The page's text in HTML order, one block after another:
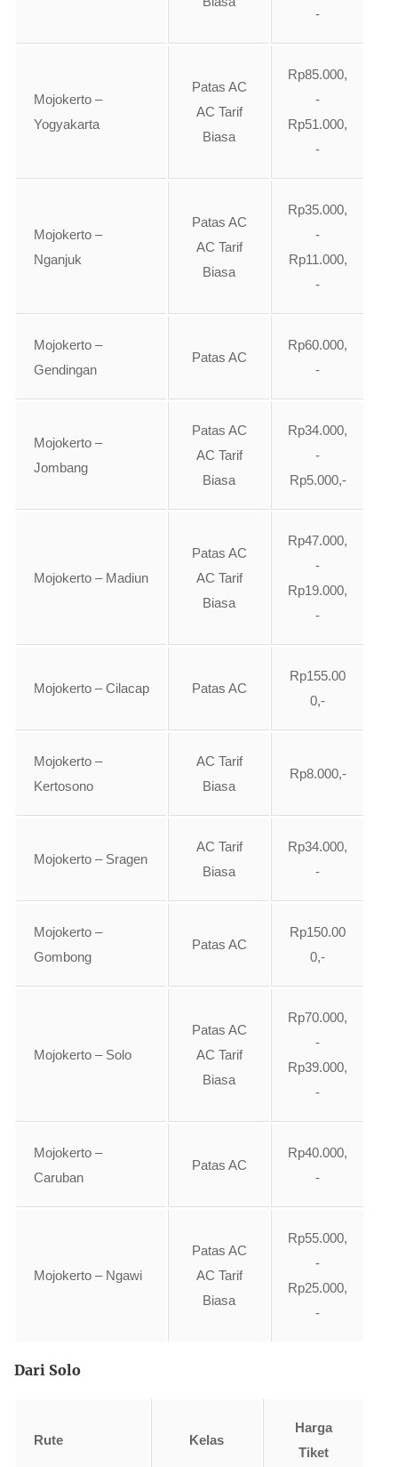
-
Mojokerto –
Yogyakarta
Patas AC
AC Tarif
Biasa
Rp85.000,
-
Rp51.000,
-
Mojokerto –
Nganjuk
Patas AC
AC Tarif
Biasa
Rp35.000,
-
Rp11.000,
-
Mojokerto –
Gendingan
Patas AC
Rp60.000,
-
Mojokerto –
Jombang
Patas AC
AC Tarif
Biasa
Rp34.000,
-
Rp5.000,-
Mojokerto – Madiun
Patas AC
AC Tarif
Biasa
Rp47.000,
-
Rp19.000,
-
Mojokerto – Cilacap Patas AC
Rp155.00
0,-
Mojokerto –
Kertosono
AC Tarif
Biasa
Rp8.000,-
Mojokerto – Sragen
AC Tarif
Biasa
Rp34.000,
-
Mojokerto –
Gombong
Patas AC
Rp150.00
0,-
Mojokerto – Solo
Patas AC
AC Tarif
Biasa
Rp70.000,
-
Rp39.000,
-
Mojokerto –
Caruban
Patas AC
Rp40.000,
-
Mojokerto – Ngawi
Patas AC
AC Tarif
Biasa
Rp55.000,
-
Rp25.000,
-
Dari Solo
Rute Kelas
Harga
Tiket